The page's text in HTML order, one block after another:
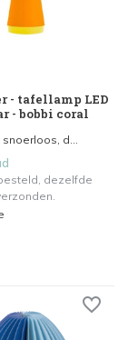
- tafellamp LED
- bobbi coral
d...
dezelfde